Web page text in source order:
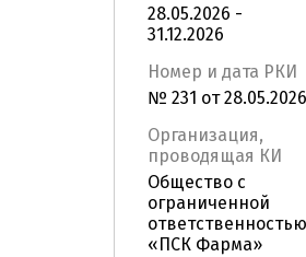
28.05.2026 -
31.12.2026
Номер и дата РКИ
№ 231 от 28.05.2026
Организация,
проводящая КИ
Общество с
ограниченной
ответственностью
«ПСК Фарма»